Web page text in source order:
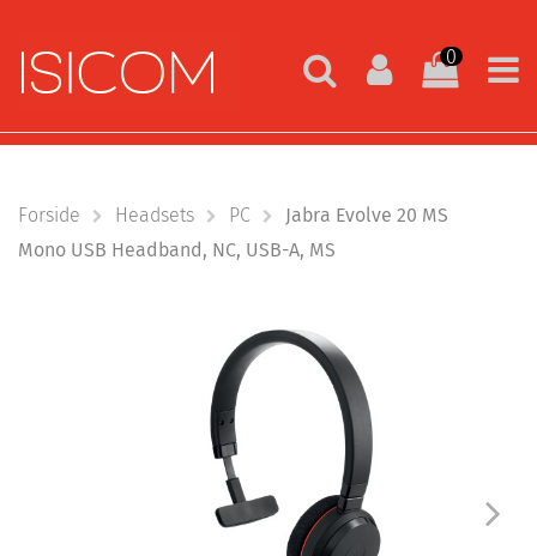
0
Forside Headsets PC
Jabra Evolve 20 MS
Mono USB Headband, NC, USB-A, MS